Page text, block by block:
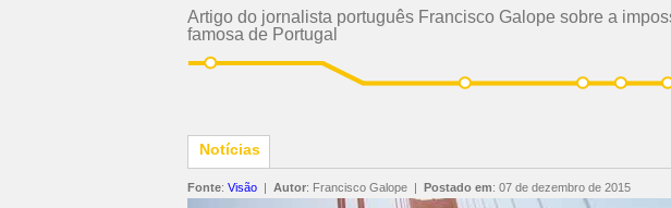
Artigo do jornalista português Francisco Galope sobre a
famosa de Portugal
Notícias
Fonte: Visão | Autor: Francisco Galope | Postado em: 07 de dezembro de 2015